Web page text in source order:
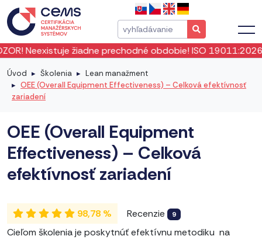
žiadne prechodné obdobie! ISO 19011:2026 vstúpila
Úvod Školenia
Lean manažment
OEE (Overall Equipment Effectiveness) – Celková efektívnosť
zariadení
OEE (Overall Equipment
Effectiveness) – Celková
efektívnosť zariadení
98,78 % Recenzie 9
Cieľom školenia je poskytnúť efektívnu metodiku na